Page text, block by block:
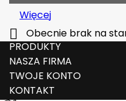
Więcej

Obecnie brak na
PRODUKTY
NASZA FIRMA
TWOJE KONTO
KONTAKT